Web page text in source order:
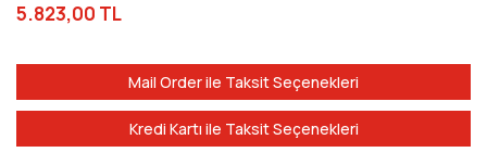
5.823,00 TL
Mail Order ile Taksit Seçenekleri
Kredi Kartı ile Taksit Seçenekleri